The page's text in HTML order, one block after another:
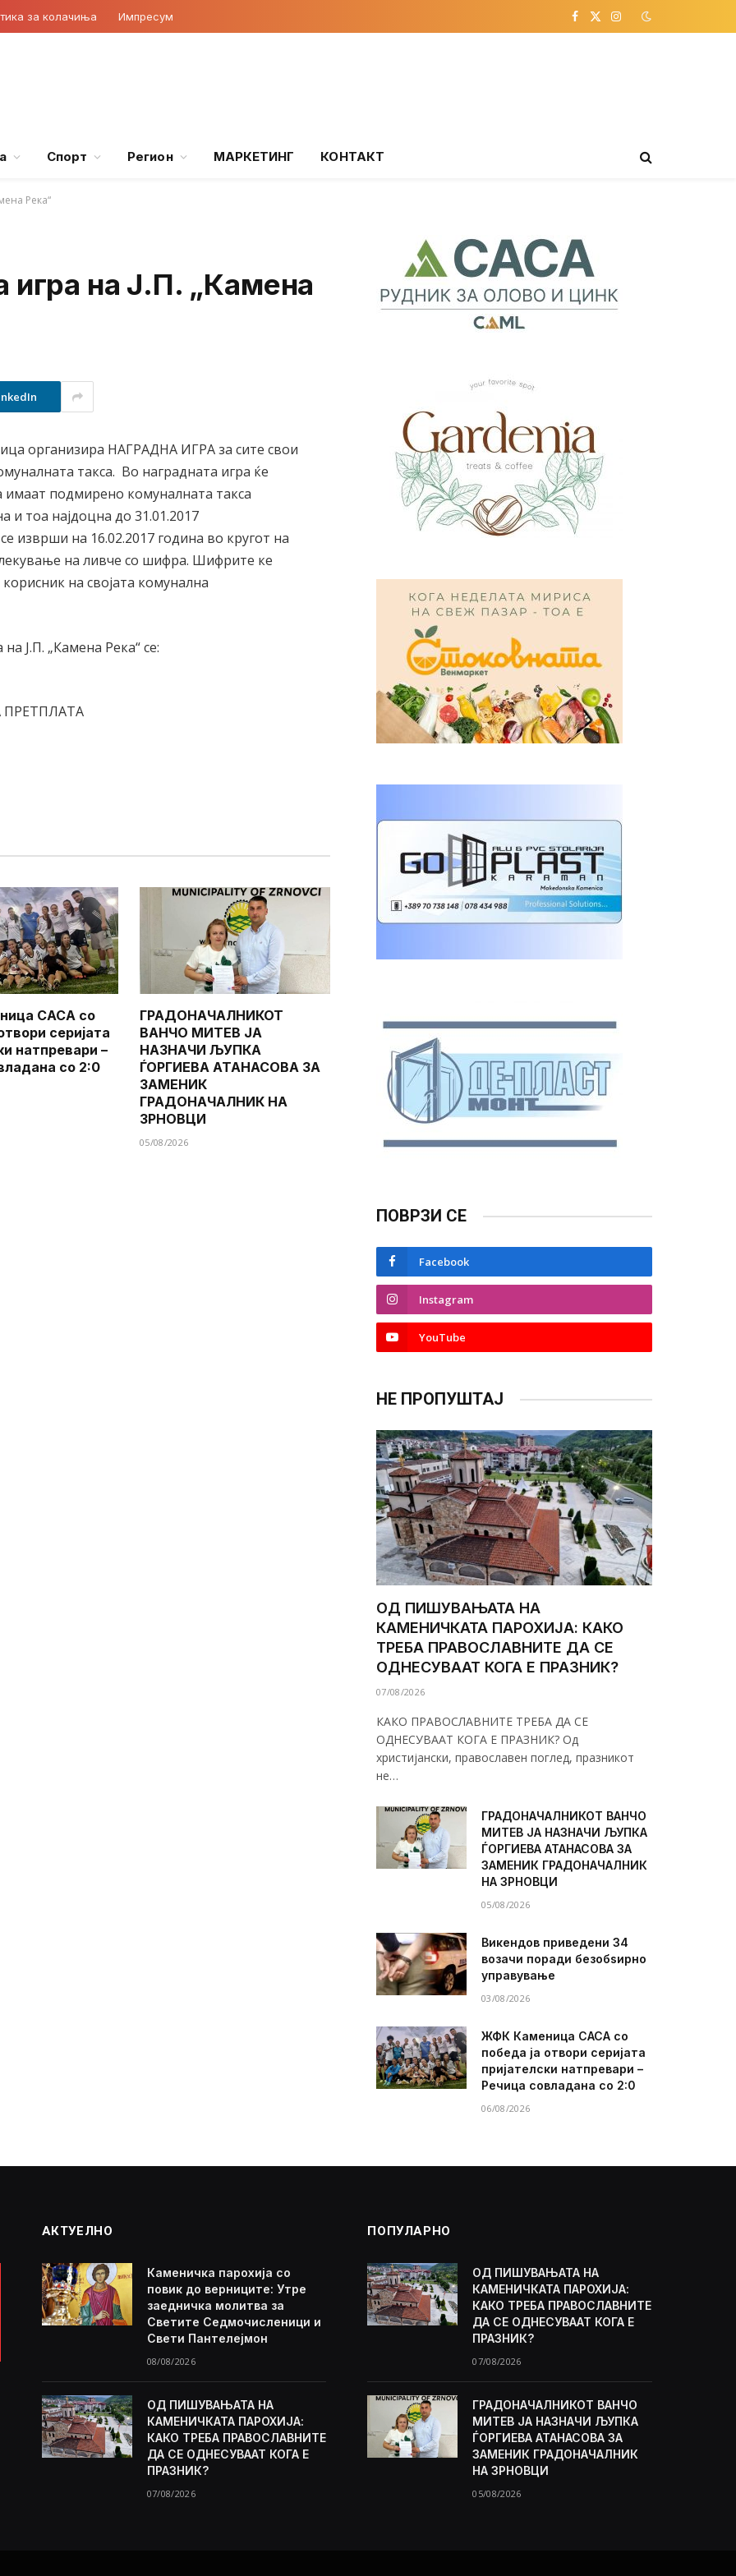
за колачиња Импресум Facebook
X
Instagram
Спорт Регион МАРКЕТИНГ КОНТАКТ
Река“
игра на Ј.П. „Камена
организира НАГРАДНА ИГРА за сите свои
такса. Во наградната игра ќе
имаат подмирено комуналната такса
и тоа најдоцна до 31.01.2017
изврши на 16.02.2017 година во кругот на
на ливче со шифра. Шифрите ке
на својата комунална
Ј.П. „Камена Река“ се:
ПРЕТПЛАТА
САСА со
серијата
натпревари –
со 2:0
ГРАДОНАЧАЛНИКОТ
ВАНЧО МИТЕВ ЈА
НАЗНАЧИ ЉУПКА
ЃОРГИЕВА АТАНАСОВА ЗА
ЗАМЕНИК
ГРАДОНАЧАЛНИК НА
ЗРНОВЦИ
05/08/2026
ПОВРЗИ СЕ
Facebook
Instagram
YouTube
НЕ ПРОПУШТАЈ
ОД ПИШУВАЊАТА НА
КАМЕНИЧКАТА ПАРОХИЈА: КАКО
ТРЕБА ПРАВОСЛАВНИТЕ ДА СЕ
ОДНЕСУВААТ КОГА Е ПРАЗНИК?
07/08/2026
КАКО ПРАВОСЛАВНИТЕ ТРЕБА ДА СЕ
ОДНЕСУВААТ КОГА Е ПРАЗНИК? Од
христијански, православен поглед, празникот
не…
ГРАДОНАЧАЛНИКОТ ВАНЧО
МИТЕВ ЈА НАЗНАЧИ ЉУПКА
ЃОРГИЕВА АТАНАСОВА ЗА
ЗАМЕНИК ГРАДОНАЧАЛНИК
НА ЗРНОВЦИ
05/08/2026
Викендов приведени 34
возачи поради безобѕирно
управување
03/08/2026
ЖФК Каменица САСА со
победа ја отвори серијата
пријателски натпревари –
Речица совладана со 2:0
06/08/2026
АКТУЕЛНО
Каменичка парохија со
повик до верниците: Утре
заедничка молитва за
Светите Седмочисленици и
Свети Пантелејмон
08/08/2026
ОД ПИШУВАЊАТА НА
КАМЕНИЧКАТА ПАРОХИЈА:
КАКО ТРЕБА ПРАВОСЛАВНИТЕ
ДА СЕ ОДНЕСУВААТ КОГА Е
ПРАЗНИК?
07/08/2026
ПОПУЛАРНО
ОД ПИШУВАЊАТА НА
КАМЕНИЧКАТА ПАРОХИЈА:
КАКО ТРЕБА ПРАВОСЛАВНИТЕ
ДА СЕ ОДНЕСУВААТ КОГА Е
ПРАЗНИК?
07/08/2026
ГРАДОНАЧАЛНИКОТ ВАНЧО
МИТЕВ ЈА НАЗНАЧИ ЉУПКА
ЃОРГИЕВА АТАНАСОВА ЗА
ЗАМЕНИК ГРАДОНАЧАЛНИК
НА ЗРНОВЦИ
05/08/2026